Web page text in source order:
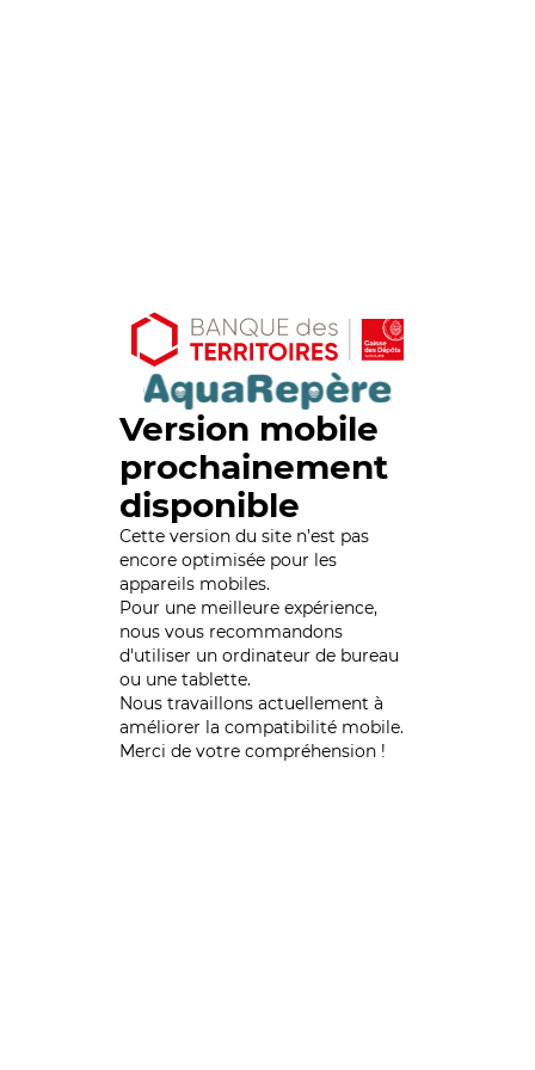
Version mobile
prochainement
disponible
Cette version du site n’est pas
encore optimisée pour les
appareils mobiles.
Pour une meilleure expérience,
nous vous recommandons
d'utiliser un ordinateur de bureau
ou une tablette.
Nous travaillons actuellement à
améliorer la compatibilité mobile.
Merci de votre compréhension !